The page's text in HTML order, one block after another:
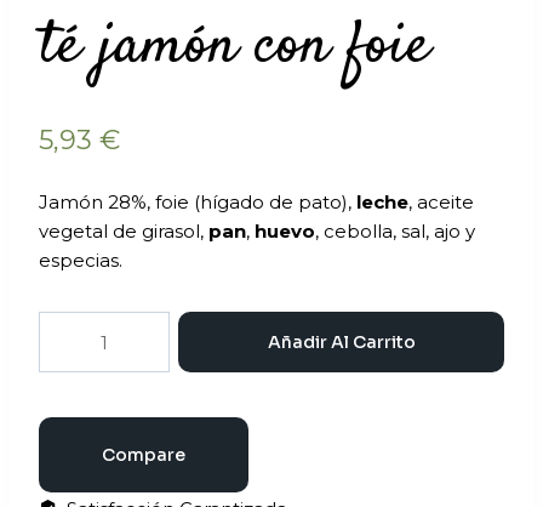
té jamón con foie
5,93 €
Jamón 28%, foie (hígado de pato), leche, aceite
vegetal de girasol, pan, huevo, cebolla, sal, ajo y
especias.
Añadir Al Carrito
Compare